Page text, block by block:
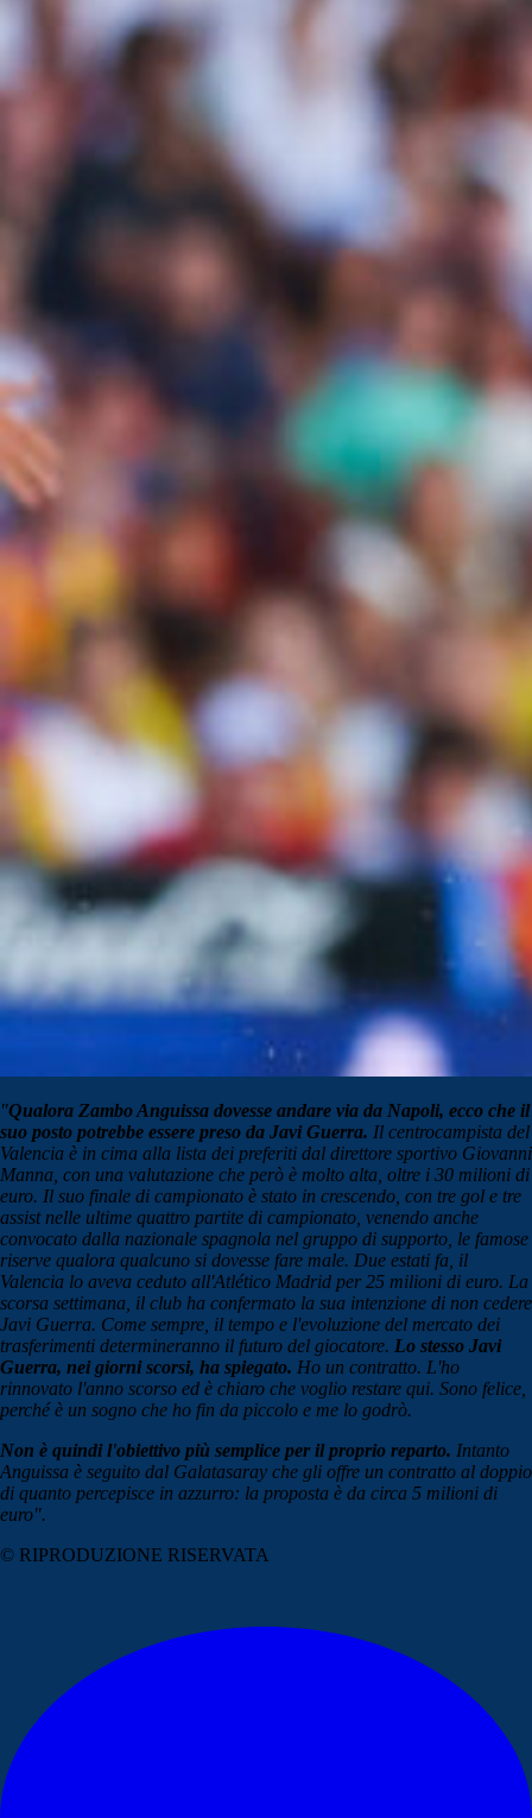
"Qualora Zambo Anguissa dovesse andare via da Napoli, ecco che il
suo posto potrebbe essere preso da Javi Guerra. Il centrocampista del
Valencia è in cima alla lista dei preferiti dal direttore sportivo Giovanni
Manna, con una valutazione che però è molto alta, oltre i 30 milioni di
euro. Il suo finale di campionato è stato in crescendo, con tre gol e tre
assist nelle ultime quattro partite di campionato, venendo anche
convocato dalla nazionale spagnola nel gruppo di supporto, le famose
riserve qualora qualcuno si dovesse fare male. Due estati fa, il
Valencia lo aveva ceduto all'Atlético Madrid per 25 milioni di euro. La
scorsa settimana, il club ha confermato la sua intenzione di non cedere
Javi Guerra. Come sempre, il tempo e l'evoluzione del mercato dei
trasferimenti determineranno il futuro del giocatore. Lo stesso Javi
Guerra, nei giorni scorsi, ha spiegato. Ho un contratto. L'ho
rinnovato l'anno scorso ed è chiaro che voglio restare qui. Sono felice,
perché è un sogno che ho fin da piccolo e me lo godrò.
Non è quindi l'obiettivo più semplice per il proprio reparto. Intanto
Anguissa è seguito dal Galatasaray che gli offre un contratto al doppio
di quanto percepisce in azzurro: la proposta è da circa 5 milioni di
euro".
© RIPRODUZIONE RISERVATA